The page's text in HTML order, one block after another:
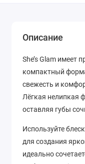
Описание
She’s Glam имеет
компактный
свежесть и
Лёгкая нелипкая
оставляя губы
Используйте
для создания
идеально